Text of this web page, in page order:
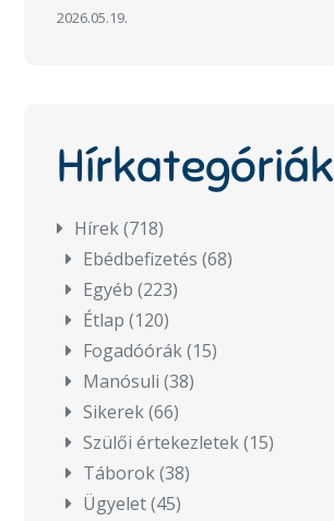
2026.05.19.
Hírkategóriák
Hírek(718)
Ebédbefizetés (68)
Egyéb (223)
Étlap (120)
Fogadóórák(15)
Manósuli (38)
Sikerek(66)
Szülői értekezletek(15)
Táborok(38)
Ügyelet(45)